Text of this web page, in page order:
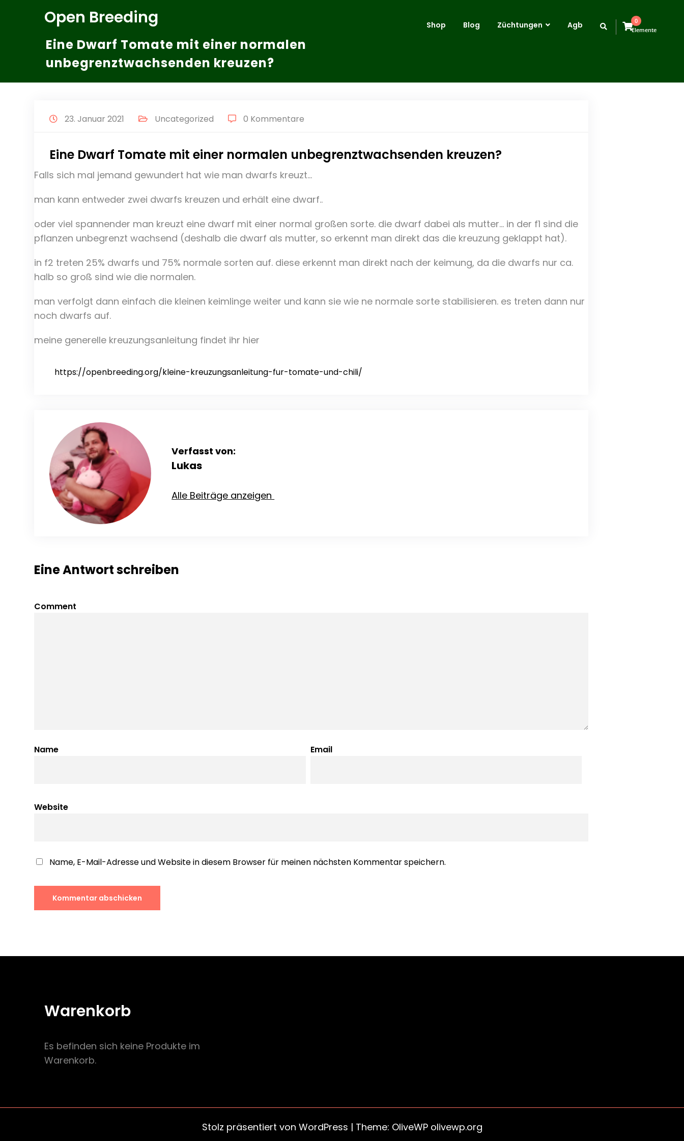
Open Breeding Shop Blog Züchtungen Agb
0
Elemente
Eine Dwarf Tomate mit einer normalen
unbegrenztwachsenden kreuzen?
23. Januar 2021 Uncategorized 0 Kommentare
Eine Dwarf Tomate mit einer normalen unbegrenztwachsenden kreuzen?
Falls sich mal jemand gewundert hat wie man dwarfs kreuzt…
man kann entweder zwei dwarfs kreuzen und erhält eine dwarf..
oder viel spannender man kreuzt eine dwarf mit einer normal großen sorte. die dwarf dabei als mutter… in der f1 sind die
pflanzen unbegrenzt wachsend (deshalb die dwarf als mutter, so erkennt man direkt das die kreuzung geklappt hat).
in f2 treten 25% dwarfs und 75% normale sorten auf. diese erkennt man direkt nach der keimung, da die dwarfs nur ca.
halb so groß sind wie die normalen.
man verfolgt dann einfach die kleinen keimlinge weiter und kann sie wie ne normale sorte stabilisieren. es treten dann nur
noch dwarfs auf.
meine generelle kreuzungsanleitung findet ihr hier
https://openbreeding.org/kleine-kreuzungsanleitung-fur-tomate-und-chili/
Verfasst von:
Lukas
Alle Beiträge anzeigen
Eine Antwort schreiben
Comment
Name Email
Website
Name, E-Mail-Adresse und Website in diesem Browser für meinen nächsten Kommentar speichern.
Warenkorb
Es befinden sich keine Produkte im
Warenkorb.
Stolz präsentiert von WordPress | Theme: OliveWP olivewp.org